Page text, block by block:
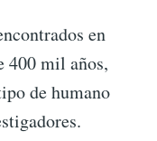
en
400 mil años,
de humano